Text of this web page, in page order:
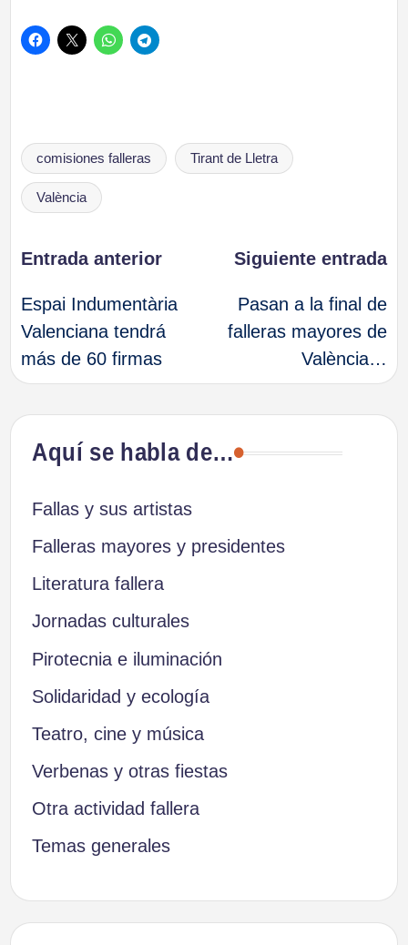
Etiquetas:
comisiones falleras Tirant de Lletra
València
Navegación
de
entradas
Entrada anterior
Espai Indumentària
Valenciana tendrá
más de 60 firmas
Siguiente entrada
Pasan a la final de
falleras mayores de
València…
Aquí se habla de…
Fallas y sus artistas
Falleras mayores y presidentes
Literatura fallera
Jornadas culturales
Pirotecnia e iluminación
Solidaridad y ecología
Teatro, cine y música
Verbenas y otras fiestas
Otra actividad fallera
Temas generales